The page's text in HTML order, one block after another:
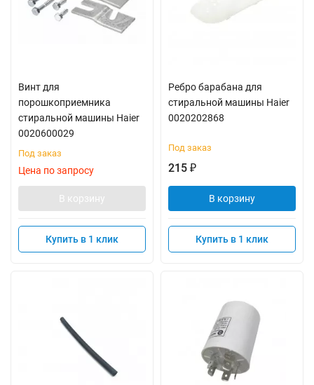
Винт для
порошкоприемника
стиральной машины Haier
0020600029
Под заказ
Цена по запросу
В корзину
Купить в 1 клик
Ребро барабана для
стиральной машины Haier
0020202868
Под заказ
215 ₽
В корзину
Купить в 1 клик